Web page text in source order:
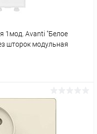
1мод. Avanti "Белое
шторок модульная